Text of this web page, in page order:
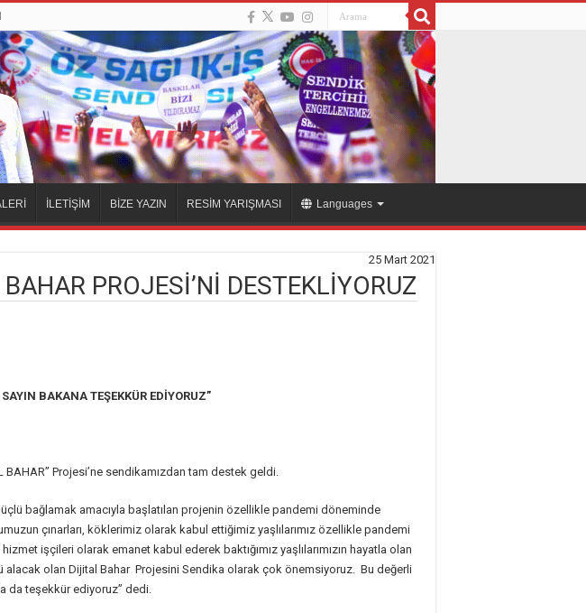
İLETİŞİM BİZE YAZIN RESİM YARIŞMASI Languages
25 Mart 2021
PROJESİ’Nİ DESTEKLİYORUZ
BAKANA TEŞEKKÜR EDİYORUZ”
BAHAR” Projesi’ne sendikamızdan tam destek geldi.
bağlamak amacıyla başlatılan projenin özellikle pandemi döneminde
çınarları, köklerimiz olarak kabul ettiğimiz yaşlılarımız özellikle pandemi
işçileri olarak emanet kabul ederek baktığımız yaşlılarımızın hayatla olan
alacak olan Dijital Bahar Projesini Sendika olarak çok önemsiyoruz. Bu değerli
da teşekkür ediyoruz” dedi.